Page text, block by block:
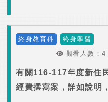
終身教育科
終身學習
觀看人數：4
有關116-117年度新住
經費撰寫案，詳如說明